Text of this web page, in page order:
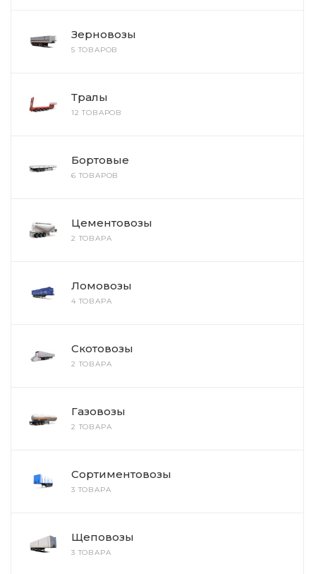
Зерновозы
5 ТОВАРОВ
Тралы
12 ТОВАРОВ
Бортовые
6 ТОВАРОВ
Цементовозы
2 ТОВАРА
Ломовозы
4 ТОВАРА
Скотовозы
2 ТОВАРА
Газовозы
2 ТОВАРА
Сортиментовозы
3 ТОВАРА
Щеповозы
3 ТОВАРА